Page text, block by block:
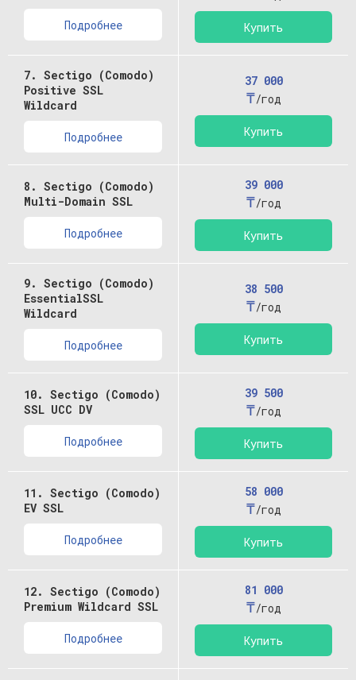
Подробнее Купить
7. Sectigo (Comodo)
Positive SSL
Wildcard
Подробнее
37 000
₸/год
Купить
8. Sectigo (Comodo)
Multi-Domain SSL
Подробнее
39 000
₸/год
Купить
9. Sectigo (Comodo)
EssentialSSL
Wildcard
Подробнее
38 500
₸/год
Купить
10. Sectigo (Comodo)
SSL UCC DV
Подробнее
39 500
₸/год
Купить
11. Sectigo (Comodo)
EV SSL
Подробнее
58 000
₸/год
Купить
12. Sectigo (Comodo)
Premium Wildcard SSL
Подробнее
81 000
₸/год
Купить